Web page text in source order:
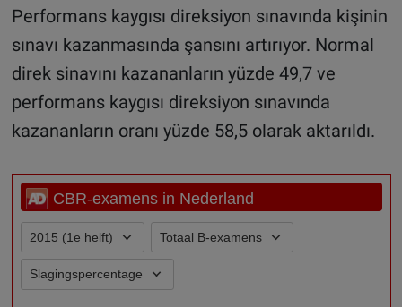
Performans kaygısı direksiyon sınavında kişinin
sınavı kazanmasında şansını artırıyor. Normal
direk sinavını kazananların yüzde 49,7 ve
performans kaygısı direksiyon sınavında
kazananların oranı yüzde 58,5 olarak aktarıldı.